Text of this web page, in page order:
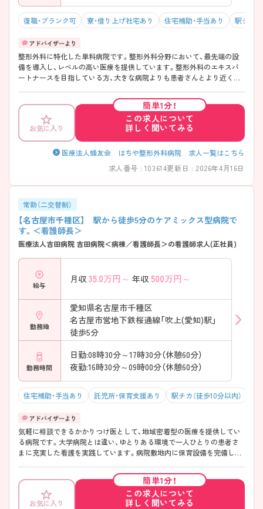
復職・ブランク可 寮・借り上げ社宅あり 住宅補助・手当あり 駅チカ（
整形外科に特化した単科病院です。整形外科分野において、最先端の設
備を導入し、レベルの高い医療を提供しています。整形外科のエキスパ
ートナースを目指している方、大きな病院よりも患者さんとより近くで
い方、しばらく臨床の現場から離れていた方でも馴染みやすい福利厚生・
教育体制などを整えています。
お気に入り
簡単1分！
この求人について
詳しく聞いてみる
医療法人蜂友会 はちや整形外科病院 求人一覧はこちら
求人番号 : 103614更新日 : 2026年4月16日
常勤（二交替制）
【名古屋市千種区】 駅から徒歩5分のケアミックス型病院で
す。＜看護師長＞
医療法人吉田病院 吉田病院＜病棟／看護師長＞の看護師求人(正社員)
給与
月収 35.0万円～ 年収 500万円～
勤務地
愛知県名古屋市千種区
名古屋市営地下鉄桜通線「吹上(愛知)駅」
徒歩5分
勤務時間
日勤:08時30分～17時30分（休憩60分）
夜勤:16時30分～09時00分（休憩60分）
住宅補助・手当あり 託児所・保育支援あり 駅チカ（徒歩10分以内）
気軽に相談できるかかりつけ医として、地域密着型の医療を提供してい
る病院です。大学病院とは違い、ゆとりある環境で一人ひとりの患者さ
まに充実した看護を実践しています。病院敷地内に保育設備を完備して
近くで、細かいところまで行き届いた、親切かつ丁寧な看護をされていき
たい方におすすめです。ぜひご相談ください。
お気に入り
簡単1分！
この求人について
詳しく聞いてみる